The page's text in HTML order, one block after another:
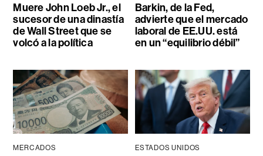
Muere John Loeb Jr., el
sucesor de una dinastía
de Wall Street que se
volcó a la política
Barkin, de la Fed,
advierte que el mercado
laboral de EE.UU. está
en un “equilibrio débil”
MERCADOS ESTADOS UNIDOS